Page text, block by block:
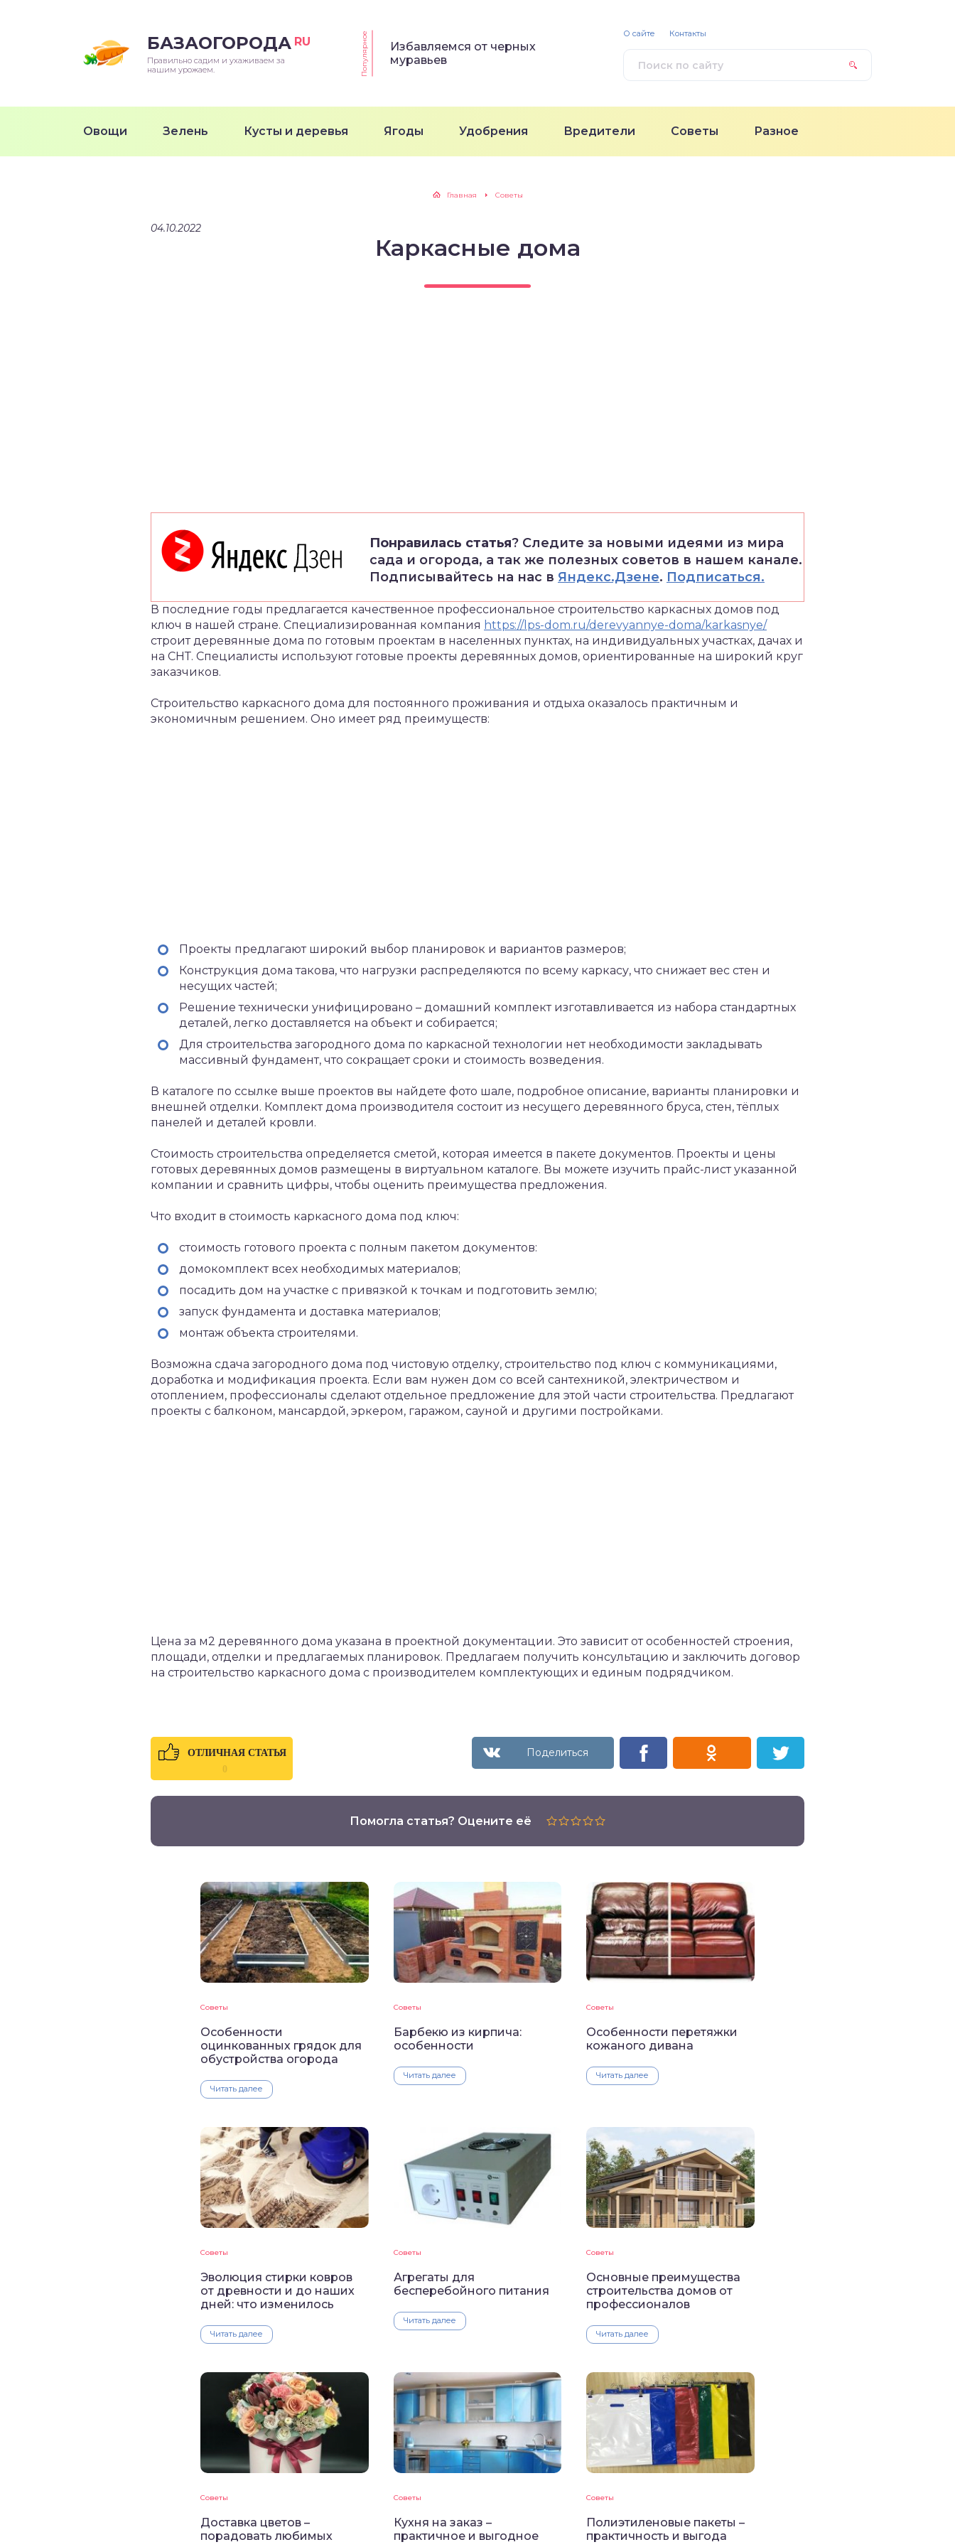
БАЗАОГОРОДА RU
Правильно садим и ухаживаем за
нашим урожаем.
Популярное
Избавляемся от черных
муравьев
Овощи Зелень Кусты и деревья Ягоды Удобрения Вредители Советы Разное
О сайте Контакты
Главная Советы
04.10.2022
Каркасные дома
Понравилась статья? Следите за новыми идеями из мира
сада и огорода, а так же полезных советов в нашем канале.
Подписывайтесь на нас в Яндекс.Дзене. Подписаться.
В последние годы предлагается качественное профессиональное строительство каркасных домов под
ключ в нашей стране. Специализированная компания https://lps-dom.ru/derevyannye-doma/karkasnye/
строит деревянные дома по готовым проектам в населенных пунктах, на индивидуальных участках, дачах и
на СНТ. Специалисты используют готовые проекты деревянных домов, ориентированные на широкий круг
заказчиков.
Строительство каркасного дома для постоянного проживания и отдыха оказалось практичным и
экономичным решением. Оно имеет ряд преимуществ:
Проекты предлагают широкий выбор планировок и вариантов размеров;
Конструкция дома такова, что нагрузки распределяются по всему каркасу, что снижает вес стен и
несущих частей;
Решение технически унифицировано – домашний комплект изготавливается из набора стандартных
деталей, легко доставляется на объект и собирается;
Для строительства загородного дома по каркасной технологии нет необходимости закладывать
массивный фундамент, что сокращает сроки и стоимость возведения.
В каталоге по ссылке выше проектов вы найдете фото шале, подробное описание, варианты планировки и
внешней отделки. Комплект дома производителя состоит из несущего деревянного бруса, стен, тёплых
панелей и деталей кровли.
Стоимость строительства определяется сметой, которая имеется в пакете документов. Проекты и цены
готовых деревянных домов размещены в виртуальном каталоге. Вы можете изучить прайс-лист указанной
компании и сравнить цифры, чтобы оценить преимущества предложения.
Что входит в стоимость каркасного дома под ключ:
стоимость готового проекта с полным пакетом документов:
домокомплект всех необходимых материалов;
посадить дом на участке с привязкой к точкам и подготовить землю;
запуск фундамента и доставка материалов;
монтаж объекта строителями.
Возможна сдача загородного дома под чистовую отделку, строительство под ключ с коммуникациями,
доработка и модификация проекта. Если вам нужен дом со всей сантехникой, электричеством и
отоплением, профессионалы сделают отдельное предложение для этой части строительства. Предлагают
проекты с балконом, мансардой, эркером, гаражом, сауной и другими постройками.
Цена за м2 деревянного дома указана в проектной документации. Это зависит от особенностей строения,
площади, отделки и предлагаемых планировок. Предлагаем получить консультацию и заключить договор
на строительство каркасного дома с производителем комплектующих и единым подрядчиком.
ОТЛИЧНАЯ СТАТЬЯ
0
Помогла статья? Оцените её
Советы
Особенности
оцинкованных грядок для
обустройства огорода
Читать далее
Советы
Барбекю из кирпича:
особенности
Читать далее
Советы
Особенности перетяжки
кожаного дивана
Читать далее
Советы
Эволюция стирки ковров
от древности и до наших
дней: что изменилось
Читать далее
Советы
Агрегаты для
бесперебойного питания
Читать далее
Советы
Основные преимущества
строительства домов от
профессионалов
Читать далее
Советы
Доставка цветов –
порадовать любимых
Советы
Кухня на заказ –
практичное и выгодное
Советы
Полиэтиленовые пакеты –
практичность и выгода